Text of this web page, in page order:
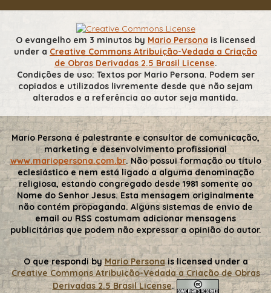
O evangelho em 3 minutos by Mario Persona is licensed
under a Creative Commons Atribuição-Vedada a Criação
de Obras Derivadas 2.5 Brasil License.
Condições de uso: Textos por Mario Persona. Podem ser
copiados e utilizados livremente desde que não sejam
alterados e a referência ao autor seja mantida.
Mario Persona é palestrante e consultor de comunicação,
marketing e desenvolvimento profissional
www.mariopersona.com.br. Não possui formação ou título
eclesiástico e nem está ligado a alguma denominação
religiosa, estando congregado desde 1981 somente ao
Nome do Senhor Jesus. Esta mensagem originalmente
não contém propaganda. Alguns sistemas de envio de
email ou RSS costumam adicionar mensagens
publicitárias que podem não expressar a opinião do autor.
O que respondibyMario Personais licensed under a
Creative Commons Atribuição-Vedada a Criação de Obras
Derivadas 2.5 Brasil License.